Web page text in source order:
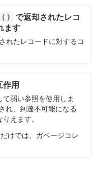
で返却されたレコ
ます
れたレコードに対するコ
用
弱い参照を使用しま
れ、到達不可能になる
えます。
けでは、ガベージコレ